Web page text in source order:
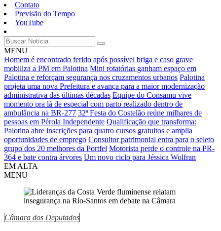
Contato
Previsão do Tempo
YouTube
MENU
Homem é encontrado ferido após possível briga e caso grave
mobiliza a PM em Palotina Mini rotatórias ganham espaço em
Palotina e reforçam segurança nos cruzamentos urbanos Palotina
projeta uma nova Prefeitura e avança para a maior modernização
administrativa das últimas décadas Equipe do Consamu vive
momento pra lá de especial com parto realizado dentro de
ambulância na BR-277 32ª Festa do Costelão reúne milhares de
pessoas em Pérola Independente Qualificação que transforma:
Palotina abre inscrições para quatro cursos gratuitos e amplia
oportunidades de emprego Consultor patrimonial entra para o seleto
grupo dos 20 melhores da Portfel Motorista perde o controle na PR-
364 e bate contra árvores Um novo ciclo para Jéssica Wolfran
EM ALTA
MENU
Câmara dos Deputados